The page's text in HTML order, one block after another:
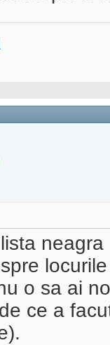
o sa ai
ce a